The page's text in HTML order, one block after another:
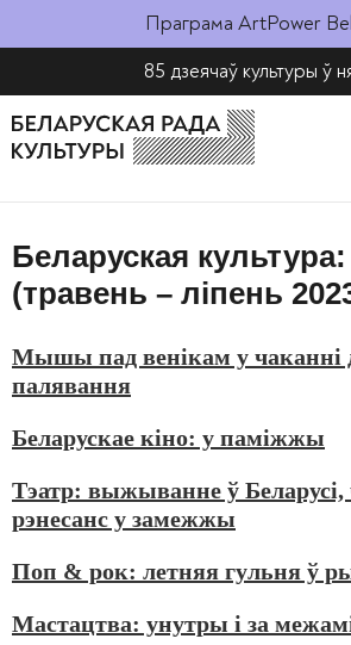
Праграма ArtPower
85 дзеячаў культуры ў
Беларуская
(травень – ліпень
Мышы пад венікам у чаканні
палявання
Беларускае кіно: у паміжжы
Тэатр: выжыванне ў Беларусі,
рэнесанс у замежжы
Поп & рок: летняя гульня ў
Мастацтва: унутры і за